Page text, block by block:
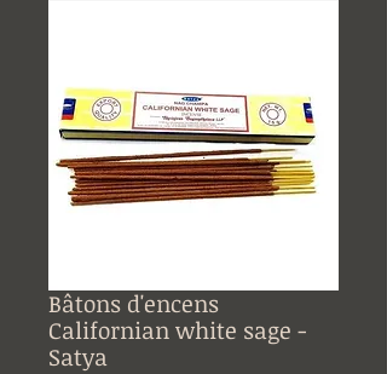
Bâtons d'encens
Californian white sage -
Satya